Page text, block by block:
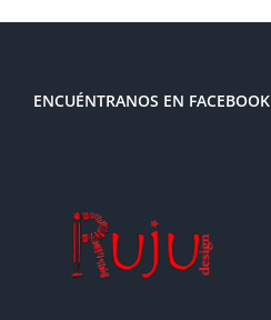
ENCUÉNTRANOS EN FACEBOOK